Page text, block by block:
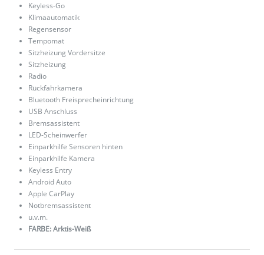
Keyless-Go
Klimaautomatik
Regensensor
Tempomat
Sitzheizung Vordersitze
Sitzheizung
Radio
Rückfahrkamera
Bluetooth Freisprecheinrichtung
USB Anschluss
Bremsassistent
LED-Scheinwerfer
Einparkhilfe Sensoren hinten
Einparkhilfe Kamera
Keyless Entry
Android Auto
Apple CarPlay
Notbremsassistent
u.v.m.
FARBE: Arktis-Weiß